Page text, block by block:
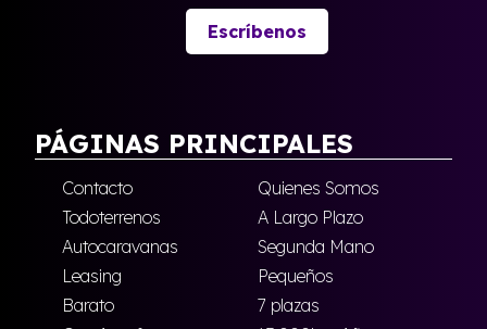
Escríbenos
PÁGINAS PRINCIPALES
Contacto
Quienes Somos
Todoterrenos
A Largo Plazo
Autocaravanas
Segunda Mano
Leasing
Pequeños
Barato
7 plazas